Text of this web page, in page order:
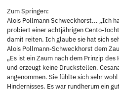
Zum Springen:
Alois Pollmann Schweckhorst... „Ich
probiert einer achtjährigen Cento-
damit reiten. Ich glaube sie hat sich
Alois Pollmann-Schweckhorst dem
„Es ist ein Zaum nach dem Prinzip
und erzeugt keine Druckstellen.
angenommen. Sie fühlte sich sehr
Hindernisses. Es war rundherum ein